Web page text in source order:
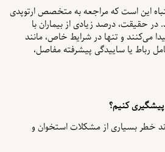
این است که مراجعه به متخصص ارتوپدی
حقیقت، درصد زیادی از بیماران با
می‌کنند و تنها در شرایط خاص، مانند
رباط یا ساییدگی پیشرفته مفاصل،
پیشگیری کنیم؟
خطر بسیاری از مشکلات استخوان و